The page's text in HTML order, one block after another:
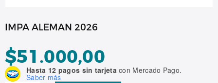
IMPA ALEMAN 2026
$51.000,00
Hasta 12 pagos sin tarjetacon Mercado Pago.
Saber más